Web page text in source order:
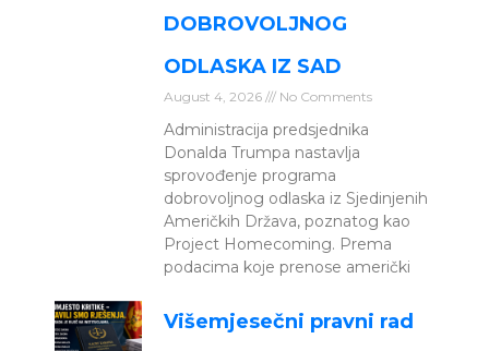
DOBROVOLJNOG
ODLASKA IZ SAD
August 4, 2026 No Comments
Administracija predsjednika
Donalda Trumpa nastavlja
sprovođenje programa
dobrovoljnog odlaska iz Sjedinjenih
Američkih Država, poznatog kao
Project Homecoming. Prema
podacima koje prenose američki
Višemjesečni pravni rad